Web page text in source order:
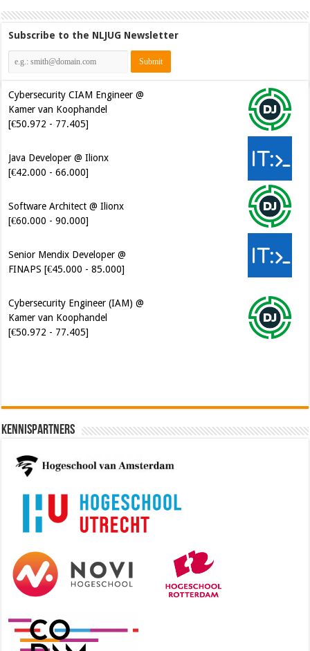
Subscribe to the NLJUG Newsletter
Cybersecurity CIAM Engineer @
Kamer van Koophandel
[€50.972 - 77.405]
Java Developer @ Ilionx
[€42.000 - 66.000]
Software Architect @ Ilionx
[€60.000 - 90.000]
Senior Mendix Developer @
FINAPS [€45.000 - 85.000]
Cybersecurity Engineer (IAM) @
Kamer van Koophandel
[€50.972 - 77.405]
Kennispartners